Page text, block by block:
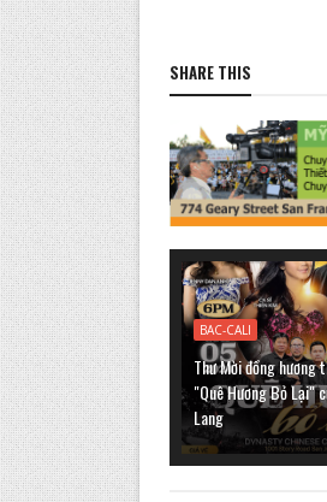
SHARE THIS
BAC-CALI
Thư Mời đồng hương
"Quê Hương Bỏ Lại"
Lang